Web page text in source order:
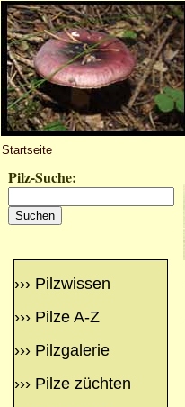
Startseite
Pilz-Suche:
››› Pilzwissen
››› Pilze A-Z
››› Pilzgalerie
››› Pilze züchten